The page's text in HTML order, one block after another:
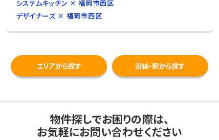
システムキッチン × 福岡市西区
デザイナーズ × 福岡市西区
エリアから探す 沿線・駅から探す
物件探しでお困りの際は、
お気軽にお問い合わせください